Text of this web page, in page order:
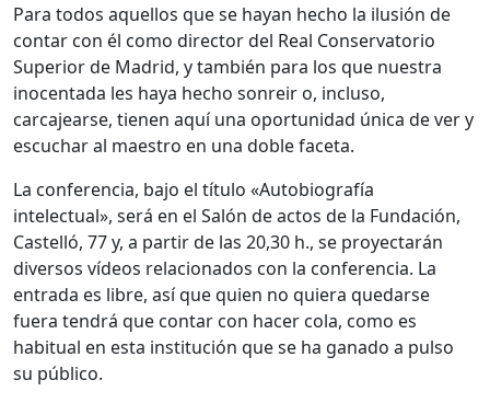
Para todos aquellos que se hayan hecho la ilusión de
contar con él como director del Real Conservatorio
Superior de Madrid, y también para los que nuestra
inocentada les haya hecho sonreir o, incluso,
carcajearse, tienen aquí una oportunidad única de ver y
escuchar al maestro en una doble faceta.
La conferencia, bajo el título «Autobiografía
intelectual», será en el Salón de actos de la Fundación,
Castelló, 77 y, a partir de las 20,30 h., se proyectarán
diversos vídeos relacionados con la conferencia. La
entrada es libre, así que quien no quiera quedarse
fuera tendrá que contar con hacer cola, como es
habitual en esta institución que se ha ganado a pulso
su público.